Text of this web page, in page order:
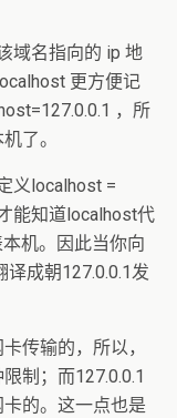
域名指向的 ip 地
更方便记
，所
了。
义localhost =
能知道localhost代
机。因此当你向
成朝127.0.0.1发
传输的，所以，
制；而127.0.0.1
的。这一点也是